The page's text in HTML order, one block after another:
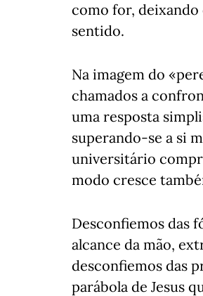
como for,
sentido.
Na imagem do
chamados a
uma resposta
superando-se a si
universitário
modo cresce
Desconfiemos das
alcance da mão,
desconfiemos das
parábola de Jesus